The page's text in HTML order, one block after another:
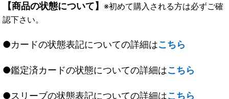
【商品の状態について】 ※初めて購入される方は必ずご確
認下さい。
●カードの状態表記についての詳細はこちら
●鑑定済カードの状態についての詳細はこちら
●スリーブの状態表記についての詳細はこちら